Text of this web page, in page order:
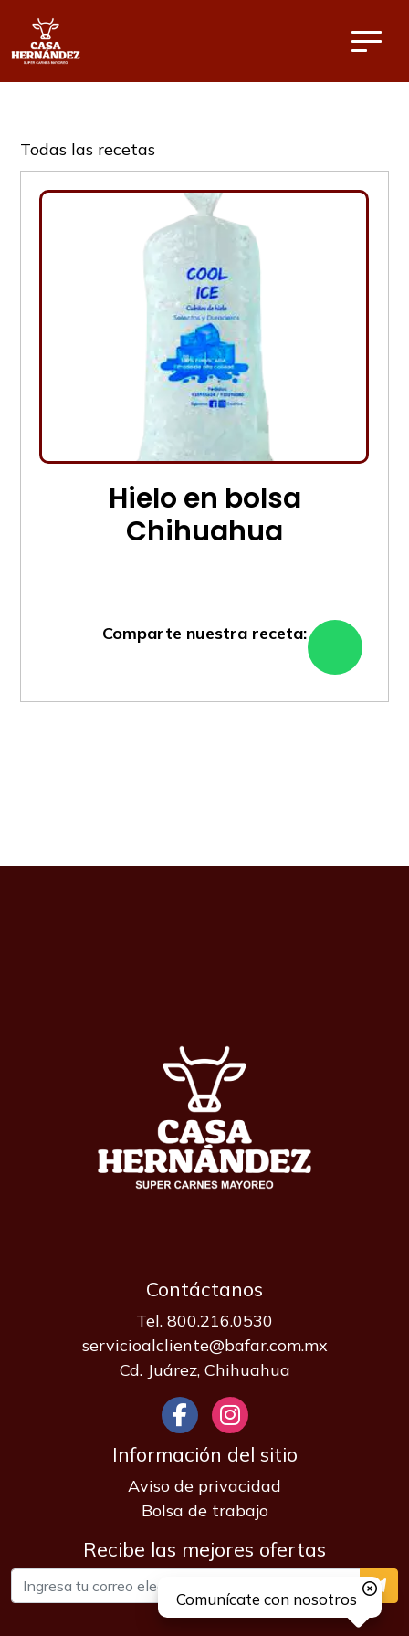
Todas las recetas
Hielo en bolsa
Chihuahua
Comparte nuestra receta:
Contáctanos
Tel. 800.216.0530
servicioalcliente@bafar.com.mx
Cd. Juárez, Chihuahua
Información del sitio
Aviso de privacidad
Bolsa de trabajo
Recibe las mejores ofertas
Comunícate con nosotros